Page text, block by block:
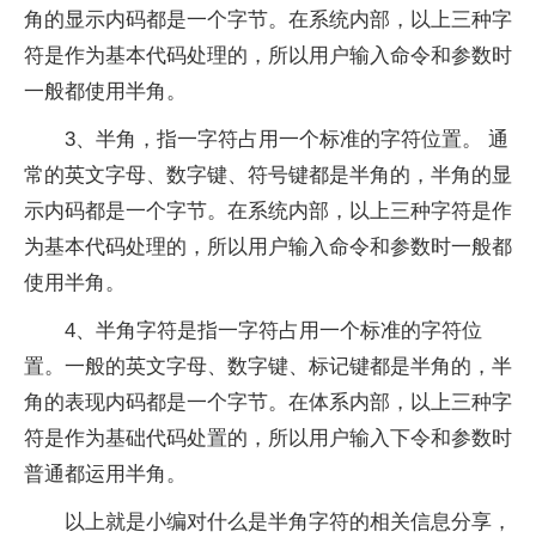
角的显示内码都是一个字节。在系统内部，以上三种字
符是作为基本代码处理的，所以用户输入命令和参数时
一般都使用半角。
3、半角，指一字符占用一个标准的字符位置。 通
常的英文字母、数字键、符号键都是半角的，半角的显
示内码都是一个字节。在系统内部，以上三种字符是作
为基本代码处理的，所以用户输入命令和参数时一般都
使用半角。
4、半角字符是指一字符占用一个标准的字符位
置。一般的英文字母、数字键、标记键都是半角的，半
角的表现内码都是一个字节。在体系内部，以上三种字
符是作为基础代码处置的，所以用户输入下令和参数时
普通都运用半角。
以上就是小编对什么是半角字符的相关信息分享，